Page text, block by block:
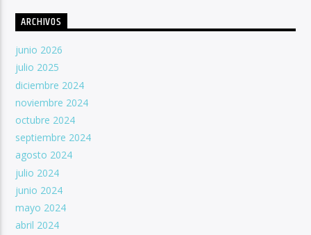
ARCHIVOS
junio 2026
julio 2025
diciembre 2024
noviembre 2024
octubre 2024
septiembre 2024
agosto 2024
julio 2024
junio 2024
mayo 2024
abril 2024